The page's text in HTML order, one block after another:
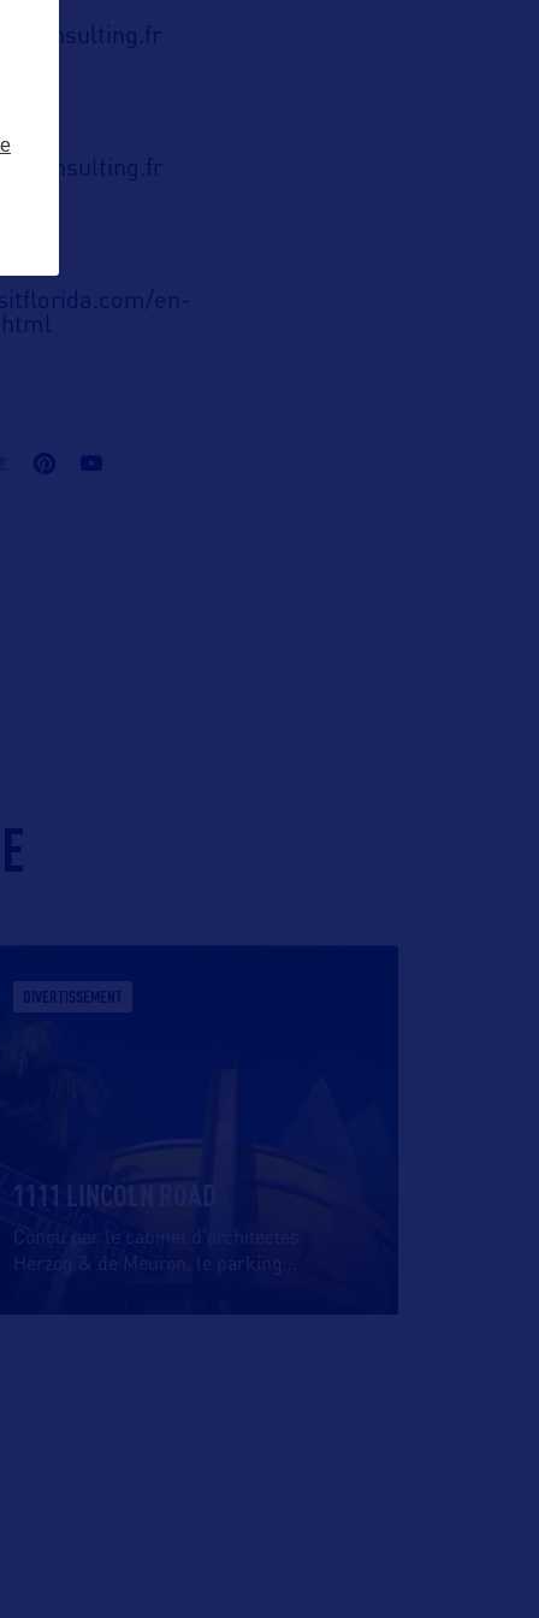
consulting.fr
consulting.fr
en-
DIVERTISSEMENT
1111 LINCOLN ROAD
Conçu par le cabinet d’architectes
Herzog & de Meuron, le parking